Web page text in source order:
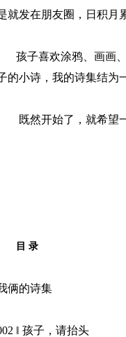
就发在朋友圈，日积月
孩子喜欢涂鸦、画画、
的小诗，我的诗集结为
既然开始了，就希望一
目 录
俩的诗集
‖ 孩子，请抬头